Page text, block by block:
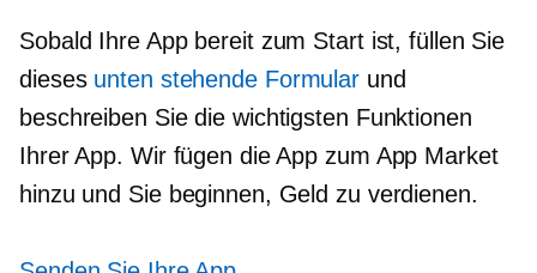
Sobald Ihre App bereit zum Start ist, füllen Sie
dieses unten stehende Formular und
beschreiben Sie die wichtigsten Funktionen
Ihrer App. Wir fügen die App zum App Market
hinzu und Sie beginnen, Geld zu verdienen.